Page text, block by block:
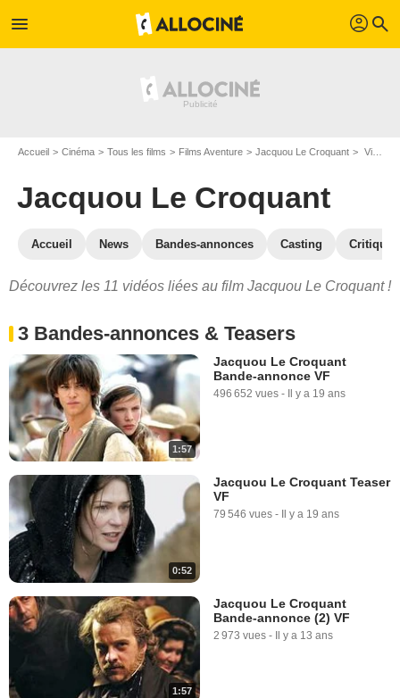
menu profil search
Accueil Cinéma Tous les films Films Aventure Jacquou Le Croquant Vidéos du film Jacquou Le Croquant
Jacquou Le Croquant
Accueil News Bandes-annonces Casting
Découvrez les 11 vidéos liées au film Jacquou Le Croquant !
3 Bandes-annonces & Teasers
1:57
Jacquou Le Croquant
Bande-annonce VF
496 652 vues - Il y a 19 ans
0:52
Jacquou Le Croquant Teaser
VF
79 546 vues - Il y a 19 ans
1:57
Jacquou Le Croquant
Bande-annonce (2) VF
2 973 vues - Il y a 13 ans